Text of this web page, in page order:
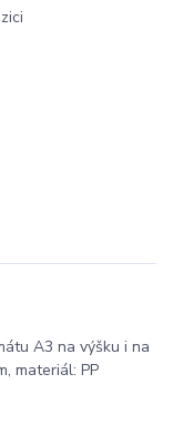
A3 na výšku i na
materiál: PP